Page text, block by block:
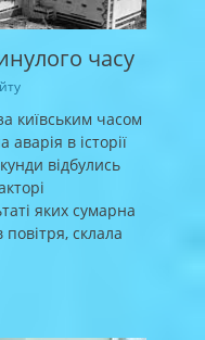
часу
київським часом
в історії
відбулись
яких сумарна
повітря, склала